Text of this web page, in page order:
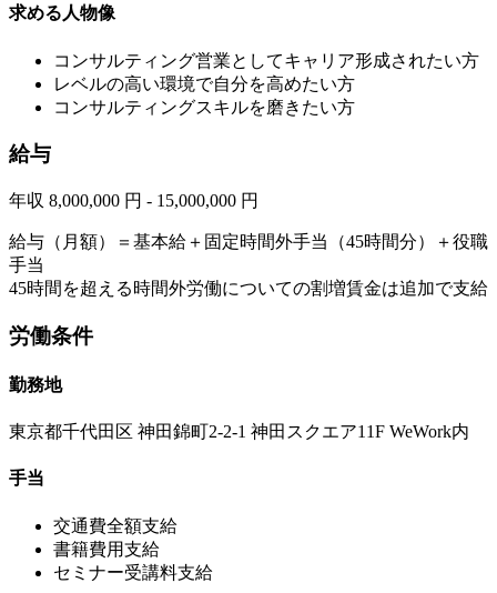
求める人物像
コンサルティング営業としてキャリア形成されたい⽅
レベルの⾼い環境で⾃分を⾼めたい⽅
コンサルティングスキルを磨きたい⽅
給与
年収 8,000,000 円 - 15,000,000 円
給与（月額）＝基本給＋固定時間外手当（45時間分）＋役職
手当
45時間を超える時間外労働についての割増賃金は追加で支給
労働条件
勤務地
東京都千代田区 神田錦町2-2-1 神田スクエア11F WeWork内
手当
交通費全額支給
書籍費用支給
セミナー受講料支給